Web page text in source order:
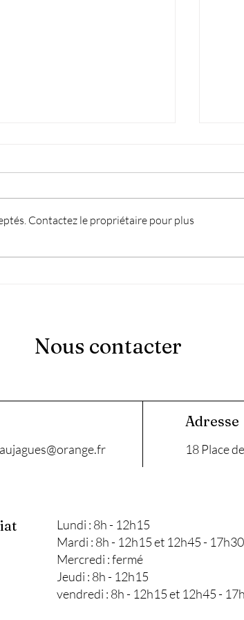
gourmand partagé : la
Le 8
Contactez le propriétaire pour plus
Nous contacter
Adresse
18 Place
Lundi : 8h - 12h15
Mardi : 8h - 12h15 et 12h45 - 17h30
Mercredi : fermé
Jeudi : 8h - 12h15
vendredi : 8h - 12h15 et 12h45 -